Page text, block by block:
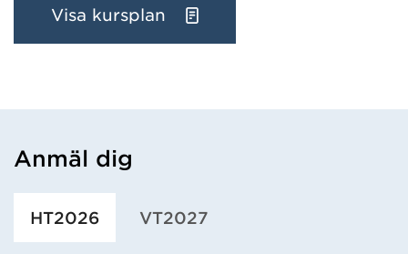
Visa kursplan
Anmäl dig
Har hämtat utbildning.
HT2026 VT2027